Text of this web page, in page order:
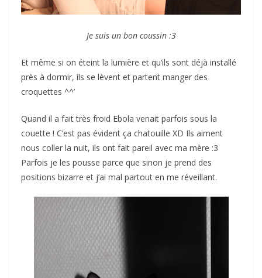
Je suis un bon coussin :3
Et même si on éteint la lumière et qu’ils sont déjà installé
près à dormir, ils se lèvent et partent manger des
croquettes ^^’
Quand il a fait très froid Ebola venait parfois sous la
couette ! C’est pas évident ça chatouille XD Ils aiment
nous coller la nuit, ils ont fait pareil avec ma mère :3
Parfois je les pousse parce que sinon je prend des
positions bizarre et j’ai mal partout en me réveillant.